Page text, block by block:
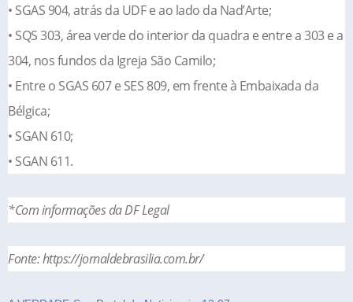
• SGAS 904, atrás da UDF e ao lado da Nad’Arte;
• SQS 303, área verde do interior da quadra e entre a 303 e a
304, nos fundos da Igreja São Camilo;
• Entre o SGAS 607 e SES 809, em frente à Embaixada da
Bélgica;
• SGAN 610;
• SGAN 611.
*Com informações da DF Legal
Fonte: https://jornaldebrasilia.com.br/